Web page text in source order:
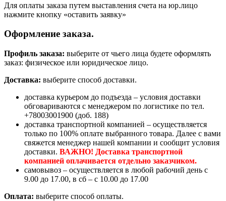
Для оплаты заказа путем выставления счета на юр.лицо
нажмите кнопку «оставить заявку»
Оформление заказа.
Профиль заказа: выберите от чьего лица будете оформлять
заказ: физическое или юридическое лицо.
Доставка: выберите способ доставки.
доставка курьером до подъезда – условия доставки
обговариваются с менеджером по логистике по тел.
+78003001900 (доб. 188)
доставка транспортной компанией – осуществляется
только по 100% оплате выбранного товара. Далее с вами
свяжется менеджер нашей компании и сообщит условия
доставки. ВАЖНО! Доставка транспортной
компанией оплачивается отдельно заказчиком.
самовывоз – осуществляется в любой рабочий день с
9.00 до 17.00, в сб – с 10.00 до 17.00
Оплата: выберите способ оплаты.